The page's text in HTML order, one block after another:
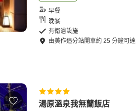
早餐
晚餐
有衛浴設施
由美作追分站開車約25 分鐘可達
湯原溫泉我無蘭飯店